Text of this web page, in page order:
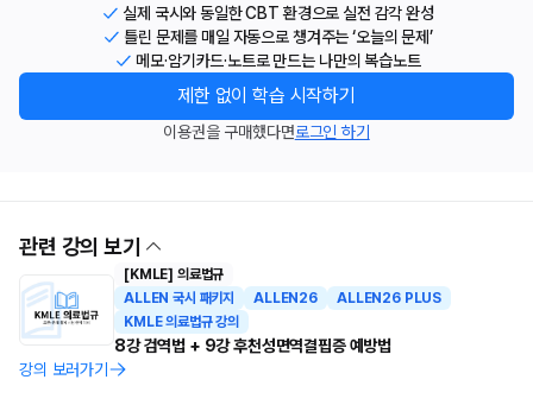
실제 국시와 동일한 CBT 환경으로 실전 감각 완성
틀린 문제를 매일 자동으로 챙겨주는 ‘오늘의 문제’
메모·암기카드·노트로 만드는 나만의 복습노트
제한 없이 학습 시작하기
이용권을 구매했다면로그인 하기
관련 강의 보기
[KMLE] 의료법규
ALLEN 국시 패키지
ALLEN26
ALLEN26 PLUS
KMLE 의료법규 강의
8강 검역법 + 9강 후천성면역결핍증 예방법
강의 보러가기